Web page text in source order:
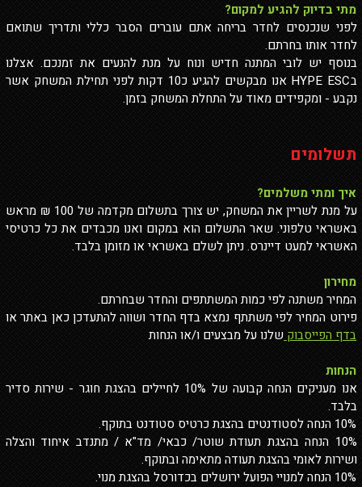
מתי בדיוק להגיע למקום?
לפני שנכנסים לחדר בריחה אתם עוברים הסבר כללי ותדריך שתואם
לחדר אותו בחרתם.
בנוסף יש לובי המתנה חדיש ונוח על מנת להנעים את זמנכם. אצלנו
בHYPE ESC
אנו מבקשים להגיע כ10 דקות לפני תחילת המשחק אשר
נקבע - ומקפידים מאוד על התחלת המשחק בזמן.
תשלומים
איך ומתי משלמים?
על מנת לשריין את המשחק, יש צורך בתשלום מקדמה של 100 ₪ מראש
באשראי טלפוני. שאר התשלום הוא במקום ואנו מכבדים את כל כרטיסי
האשראי למעט דיינרס. ניתן לשלם באשראי או מזומן בלבד.
מחירון
המחיר משתנה לפי כמות המשתתפים והחדר שבחרתם.
פירוט המחיר לפי משתתף נמצא בדף החדר ושווה להתעדכן כאן באתר או
בדף הפייסבוקשלנו על מבצעים ו/או הנחות
הנחות
אנו מעניקים הנחה קבועה של 10% לחיילים בהצגת חוגר - שירות סדיר
בלבד.
10% הנחה לסטודנטים בהצגת כרטיס סטודנט בתוקף.
10% הנחה בהצגת תעודת שוטר/ כבאי/ מד"א / מתנדב איחוד והצלה
ושירות לאומי בהצגת תעודה מתאימה ובתוקף.
10% הנחה למנויי הפועל ירושלים בכדורסל בהצגת מנוי.